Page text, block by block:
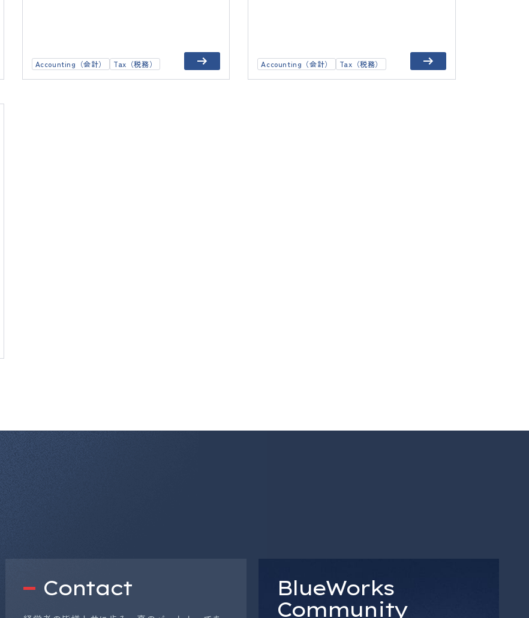
Accounting（会計） Tax（税務） Accounting（会計） Tax（税務）
Contact
BlueWorks
Community